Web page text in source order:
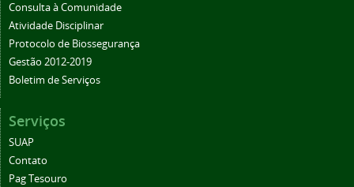
Consulta à Comunidade
Atividade Disciplinar
Protocolo de Biossegurança
Gestão 2012-2019
Boletim de Serviços
Serviços
SUAP
Contato
Pag Tesouro